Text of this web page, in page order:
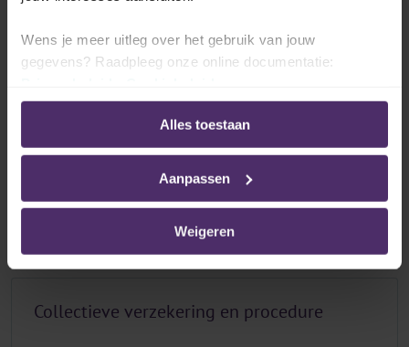
Wens je meer uitleg over het gebruik van jouw
gegevens? Raadpleeg onze online documentatie:
Alles toestaan
Aanpassen
Weigeren
worden?
Welke verzekeringen moeten afgesloten
worden?
Collectieve verzekering en procedure